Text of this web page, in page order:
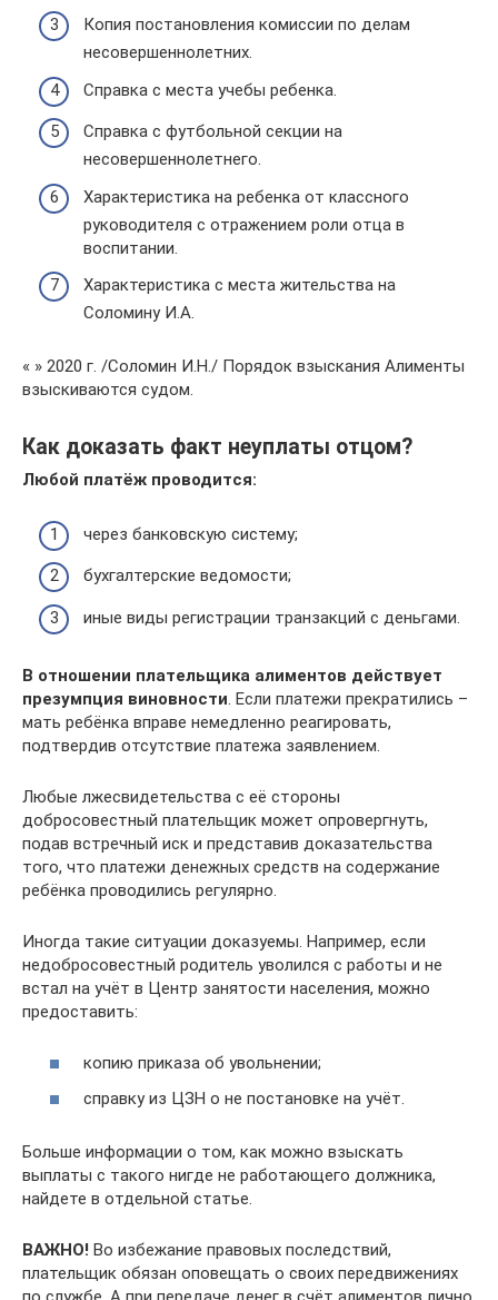
Копия постановления комиссии по делам
несовершеннолетних.
Справка с места учебы ребенка.
Справка с футбольной секции на
несовершеннолетнего.
Характеристика на ребенка от классного
руководителя с отражением роли отца в
воспитании.
Характеристика с места жительства на
Соломину И.А.
« » 2020 г. /Соломин И.Н./ Порядок взыскания Алименты
взыскиваются судом.
Как доказать факт неуплаты отцом?
Любой платёж проводится:
через банковскую систему;
бухгалтерские ведомости;
иные виды регистрации транзакций с деньгами.
В отношении плательщика алиментов действует
презумпция виновности. Если платежи прекратились –
мать ребёнка вправе немедленно реагировать,
подтвердив отсутствие платежа заявлением.
Любые лжесвидетельства с её стороны
добросовестный плательщик может опровергнуть,
подав встречный иск и представив доказательства
того, что платежи денежных средств на содержание
ребёнка проводились регулярно.
Иногда такие ситуации доказуемы. Например, если
недобросовестный родитель уволился с работы и не
встал на учёт в Центр занятости населения, можно
предоставить:
копию приказа об увольнении;
справку из ЦЗН о не постановке на учёт.
Больше информации о том, как можно взыскать
выплаты с такого нигде не работающего должника,
найдете в отдельной статье.
ВАЖНО! Во избежание правовых последствий,
плательщик обязан оповещать о своих передвижениях